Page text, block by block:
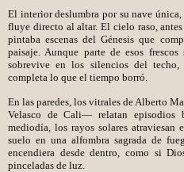
El interior deslumbra por su nave
fluye directo al altar. El cielo raso,
pintaba escenas del Génesis que
paisaje. Aunque parte de esos
sobrevive en los silencios del
completa lo que el tiempo borró.
En las paredes, los vitrales de Alberto
Velasco de Cali— relatan
mediodía, los rayos solares
suelo en una alfombra sagrada de
encendiera desde dentro, como si
pinceladas de luz.